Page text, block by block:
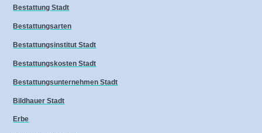
Bestattung Stadt
Bestattungsarten
Bestattungsinstitut Stadt
Bestattungskosten Stadt
Bestattungsunternehmen Stadt
Bildhauer Stadt
Erbe